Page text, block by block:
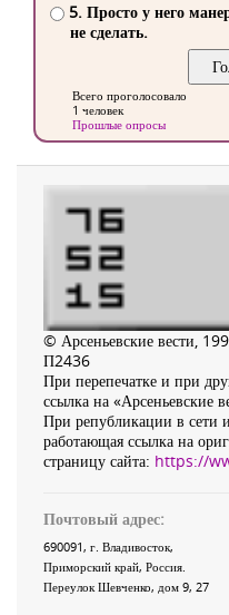
5. Просто у него
не сделать.
Всего проголосовало
1 человек
Прошлые опросы
© Арсеньевские вести,
П2436
При перепечатке и при
ссылка на «Арсеньевские
При републикации в сети
работающая ссылка на
страницу сайта: https://
Почтовый адрес:
690091, г. Владивосток,
Приморский край, Россия
Переулок Шевченко, дом 9, 27